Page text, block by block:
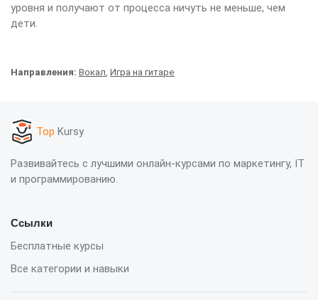
уровня и получают от процесса ничуть не меньше, чем
дети.
Направления: Вокал Игра на гитаре
Top Kursy
Развивайтесь с лучшими онлайн-курсами по маркетингу, IT
и программированию.
Ссылки
Бесплатные курсы
Все категории и навыки